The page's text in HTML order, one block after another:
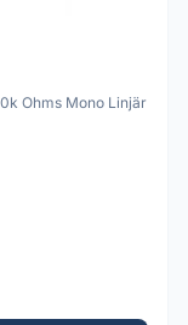
Ohms Mono Linjär